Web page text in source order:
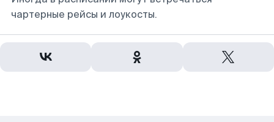
чартерные рейсы и лоукосты.